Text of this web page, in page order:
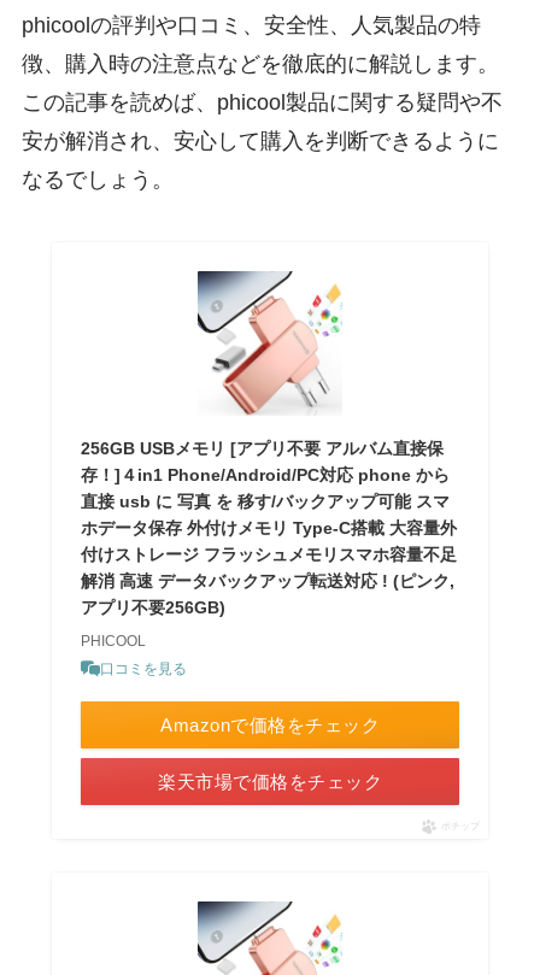
phicoolの評判や口コミ、安全性、人気製品の特
徴、購入時の注意点などを徹底的に解説します。
この記事を読めば、phicool製品に関する疑問や不
安が解消され、安心して購入を判断できるように
なるでしょう。
256GB USBメモリ [アプリ不要 アルバム直接保
存！]４in1 Phone/Android/PC対応 phone から
直接 usb に 写真 を 移す/バックアップ可能 スマ
ホデータ保存 外付けメモリ Type-C搭載 大容量外
付けストレージ フラッシュメモリスマホ容量不足
解消 高速 データバックアップ転送対応 ! (ピンク,
アプリ不要256GB)
PHICOOL
口コミを見る
Amazonで価格をチェック
楽天市場で価格をチェック
ポチップ